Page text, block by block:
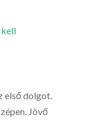
kell
első dolgot.
Jövő